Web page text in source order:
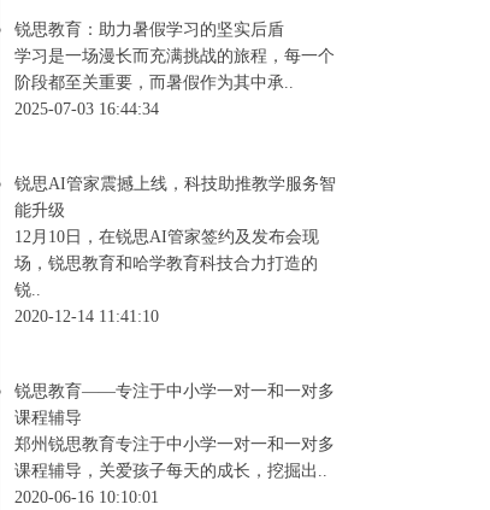
锐思教育：助力暑假学习的坚实后盾
学习是一场漫长而充满挑战的旅程，每一个
阶段都至关重要，而暑假作为其中承..
2025-07-03 16:44:34
锐思AI管家震撼上线，科技助推教学服务智
能升级
12月10日，在锐思AI管家签约及发布会现
场，锐思教育和哈学教育科技合力打造的
锐..
2020-12-14 11:41:10
锐思教育——专注于中小学一对一和一对多
课程辅导
郑州锐思教育专注于中小学一对一和一对多
课程辅导，关爱孩子每天的成长，挖掘出..
2020-06-16 10:10:01